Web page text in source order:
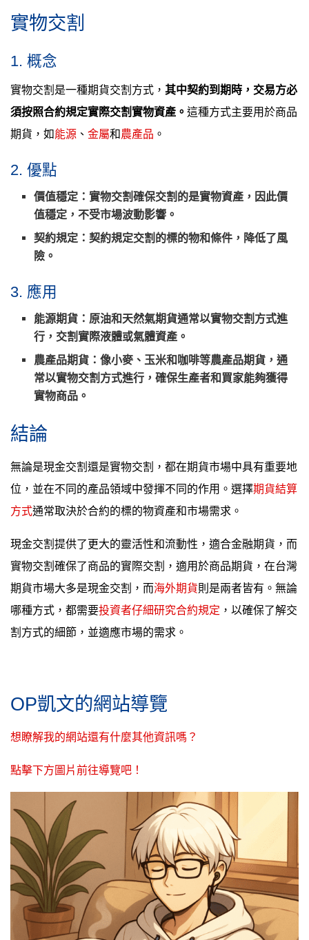
實物交割
1. 概念
實物交割是一種期貨交割方式， 其中契約到期時，交易方必
須按照合約規定實際交割實物資產。 這種方式主要用於商品
期貨，如能源 、 金屬和農產品 。
2. 優點
價值穩定：實物交割確保交割的是實物資產，因此價
值穩定，不受市場波動影響。
契約規定：契約規定交割的標的物和條件，降低了風
險。
3. 應用
能源期貨：原油和天然氣期貨通常以實物交割方式進
行，交割實際液體或氣體資產。
農產品期貨：像小麥、玉米和咖啡等農產品期貨，通
常以實物交割方式進行，確保生產者和買家能夠獲得
實物商品。
結論
無論是現金交割還是實物交割，都在期貨市場中具有重要地
位，並在不同的產品領域中發揮不同的作用。選擇期貨結算
方式通常取決於合約的標的物資產和市場需求。
現金交割提供了更大的靈活性和流動性，適合金融期貨，而
實物交割確保了商品的實際交割，適用於商品期貨，在台灣
期貨市場大多是現金交割，而海外期貨則是兩者皆有。無論
哪種方式，都需要投資者仔細研究合約規定 ，以確保了解交
割方式的細節，並適應市場的需求。
OP凱文的網站導覽
想瞭解我的網站還有什麼其他資訊嗎？
點擊下方圖片前往導覽吧！